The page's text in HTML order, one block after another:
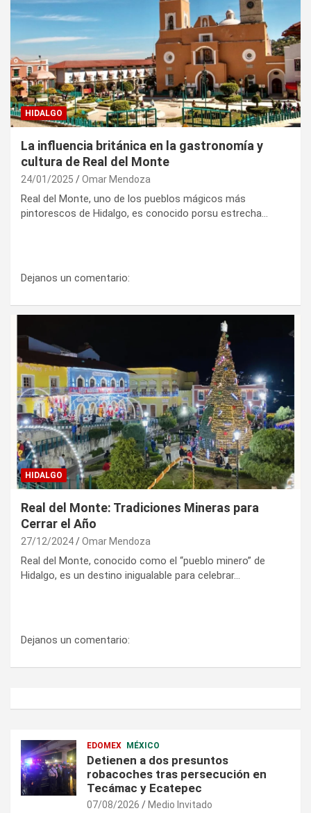
HIDALGO
La influencia británica en la gastronomía y
cultura de Real del Monte
24/01/2025 Omar Mendoza
Real del Monte, uno de los pueblos mágicos más
pintorescos de Hidalgo, es conocido porsu estrecha…
Dejanos un comentario:
HIDALGO
Real del Monte: Tradiciones Mineras para
Cerrar el Año
27/12/2024 Omar Mendoza
Real del Monte, conocido como el “pueblo minero” de
Hidalgo, es un destino inigualable para celebrar…
Dejanos un comentario:
EDOMEX MÉXICO
Detienen a dos presuntos
robacoches tras persecución en
Tecámac y Ecatepec
07/08/2026 Medio Invitado